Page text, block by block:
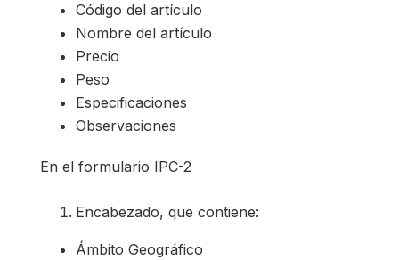
Código del artículo
Nombre del artículo
Precio
Peso
Especificaciones
Observaciones
En el formulario IPC-2
Encabezado, que contiene:
Ámbito Geográfico